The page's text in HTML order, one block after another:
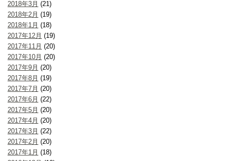
2018年3月 (21)
2018年2月 (19)
2018年1月 (18)
2017年12月 (19)
2017年11月 (20)
2017年10月 (20)
2017年9月 (20)
2017年8月 (19)
2017年7月 (20)
2017年6月 (22)
2017年5月 (20)
2017年4月 (20)
2017年3月 (22)
2017年2月 (20)
2017年1月 (18)